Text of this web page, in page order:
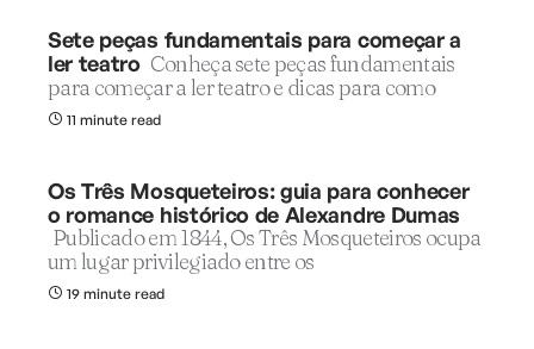
Sete peças fundamentais para começar a
ler teatro Conheça sete peças fundamentais
para começar a ler teatro e dicas para como
11 minute read
Os Três Mosqueteiros: guia para conhecer
o romance histórico de Alexandre Dumas
Publicado em 1844, Os Três Mosqueteiros ocupa
um lugar privilegiado entre os
19 minute read